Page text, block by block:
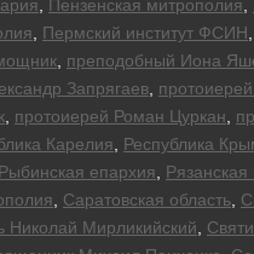
Пензенская митрополия
Пермский институт ФСИН
преподобный Иона
Запрягаев
протоиерей Роман Цуркан
Карелия Республика
Рыбинская епархия
Саратовская область
Николай Мирликийский